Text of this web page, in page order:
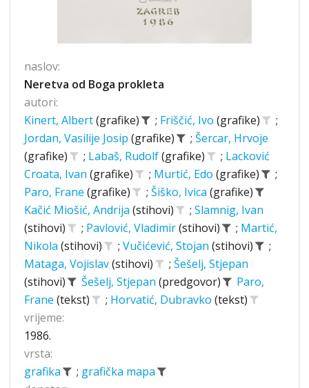
naslov:
Neretva od Boga prokleta
autori:
Kinert, Albert(grafike) ; Friščić, Ivo (grafike)
;
Jordan, Vasilije Josip (grafike) ; Šercar, Hrvoje
(grafike)
; Labaš, Rudolf(grafike) ; Lacković
Croata, Ivan (grafike) ; Murtić, Edo (grafike)
;
Paro, Frane (grafike) ; Šiško, Ivica (grafike)
Kačić Miošić, Andrija (stihovi) ; Slamnig, Ivan
(stihovi)
; Pavlović, Vladimir(stihovi) ; Martić,
Nikola (stihovi) ; Vučićević, Stojan (stihovi)
;
Mataga, Vojislav(stihovi) ; Šešelj, Stjepan
(stihovi)
Šešelj, Stjepan (predgovor)
Paro,
Frane (tekst) ; Horvatić, Dubravko (tekst)
vrijeme:
1986.
vrsta:
grafika
; grafička mapa